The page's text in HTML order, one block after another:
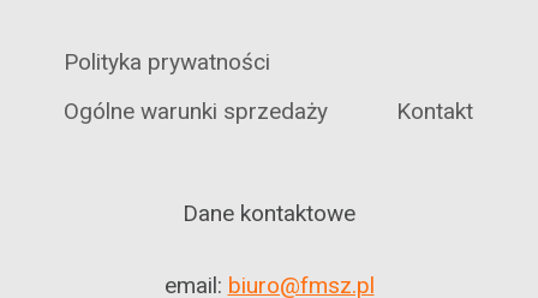
Polityka prywatności
Ogólne warunki sprzedaży
Kontakt
Dane kontaktowe
email: biuro@fmsz.pl